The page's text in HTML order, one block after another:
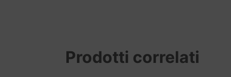
Prodotti correlati